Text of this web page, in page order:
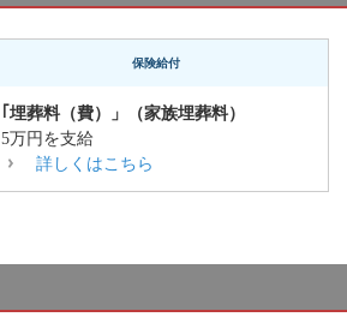
保険給付
｢埋葬料（費）」（家族埋葬料）
5万円を支給
詳しくはこちら